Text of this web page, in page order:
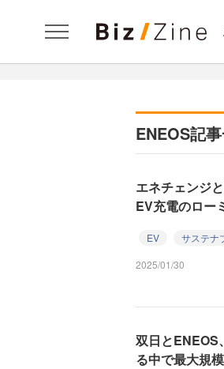
ENEOS記
エネチェンジ
EV充電のロー
EV サステナ
2025/01/30
双日とENEOS
る中で最大規模